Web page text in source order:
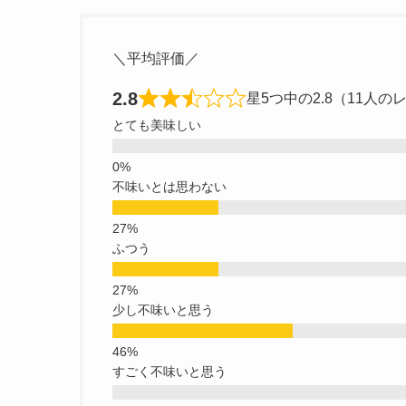
＼平均評価／
2.8 星5つ中の2.8（11人のレ
とても美味しい
不味いとは思わない
ふつう
少し不味いと思う
すごく不味いと思う